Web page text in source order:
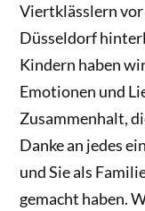
Viertklässlern vor
Düsseldorf
Kindern haben
Emotionen und
Zusammenhalt,
Danke an jedes
und Sie als
gemacht haben.